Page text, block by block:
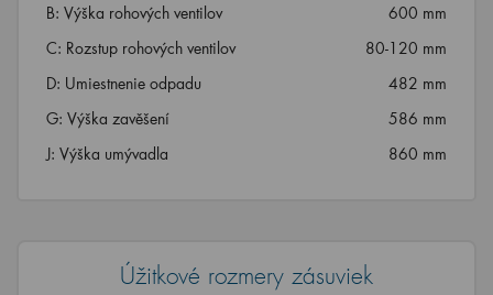
B: Výška rohových ventilov
600 mm
C: Rozstup rohových ventilov
80-120 mm
D: Umiestnenie odpadu
482 mm
G: Výška zavěšení
586 mm
J: Výška umývadla
860 mm
Úžitkové rozmery zásuviek